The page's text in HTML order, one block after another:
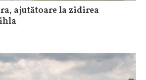
ajutătoare la zidirea